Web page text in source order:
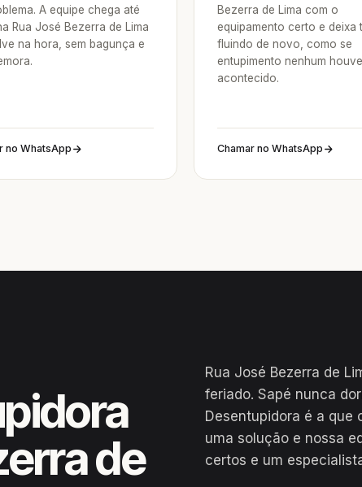
A equipe chega até
Rua José Bezerra de Lima
na hora, sem bagunça e
no WhatsApp
Bezerra de Lima com o
equipamento certo e deixa
fluindo de novo, como se
entupimento nenhum
acontecido.
Chamar no WhatsApp
de
Rua José Bezerra de
feriado. Sapé nunca
Desentupidora é a que
uma solução e nossa
certos e um